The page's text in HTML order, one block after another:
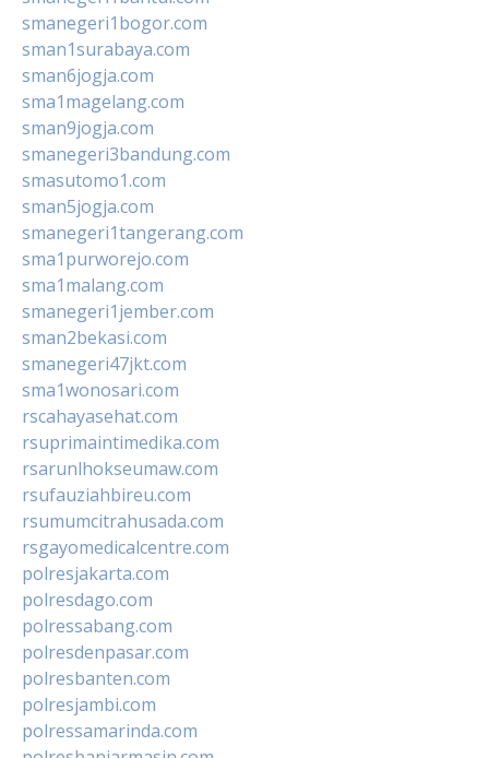
smanegeri1bogor.com
sman1surabaya.com
sman6jogja.com
sma1magelang.com
sman9jogja.com
smanegeri3bandung.com
smasutomo1.com
sman5jogja.com
smanegeri1tangerang.com
sma1purworejo.com
sma1malang.com
smanegeri1jember.com
sman2bekasi.com
smanegeri47jkt.com
sma1wonosari.com
rscahayasehat.com
rsuprimaintimedika.com
rsarunlhokseumaw.com
rsufauziahbireu.com
rsumumcitrahusada.com
rsgayomedicalcentre.com
polresjakarta.com
polresdago.com
polressabang.com
polresdenpasar.com
polresbanten.com
polresjambi.com
polressamarinda.com